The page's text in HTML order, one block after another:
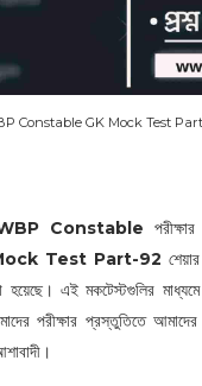
Constable GK Mock Test
Constable
Test Part-92
হয়েছে। এই মকটেস্টগুলির
পরীক্ষার প্রস্তুতিতে